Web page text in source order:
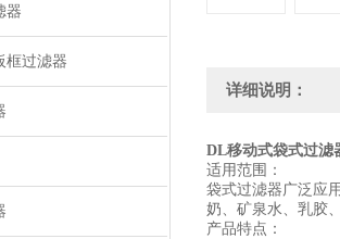
器
框过滤器
详细说明：
DL移动式袋式过滤
适用范围：
袋式过滤器广泛应
奶、矿泉水、乳胶
产品特点：